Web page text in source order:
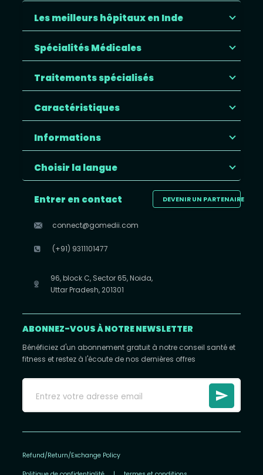
Les meilleurs hôpitaux en Inde
Spécialités Médicales
Traitements spécialisés
Caractéristiques
Informations
Choisir la langue
DEVENIR UN PARTENAIRE
Entrer en contact
connect@gomedii.com
(+91) 9311101477
96, block C, Sector 65, Noida,
Uttar Pradesh, 201301
ABONNEZ-VOUS À NOTRE NEWSLETTER
Bénéficiez d'un abonnement gratuit à notre conseil santé et
fitness et restez à l'écoute de nos dernières offres
Refund/Return/Exchange Policy